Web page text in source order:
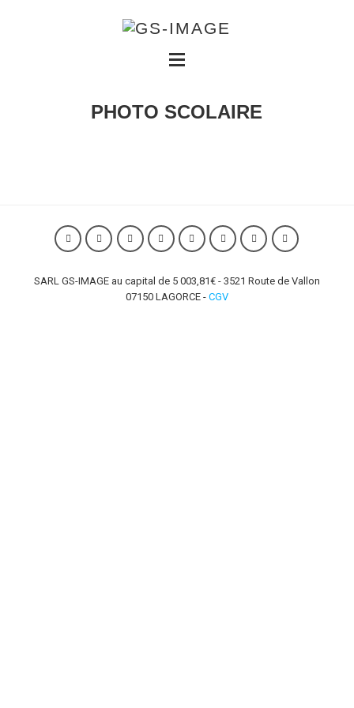
PHOTO SCOLAIRE
SARL GS-IMAGE au capital de 5 003,81€ - 3521 Route de Vallon
07150 LAGORCE - CGV